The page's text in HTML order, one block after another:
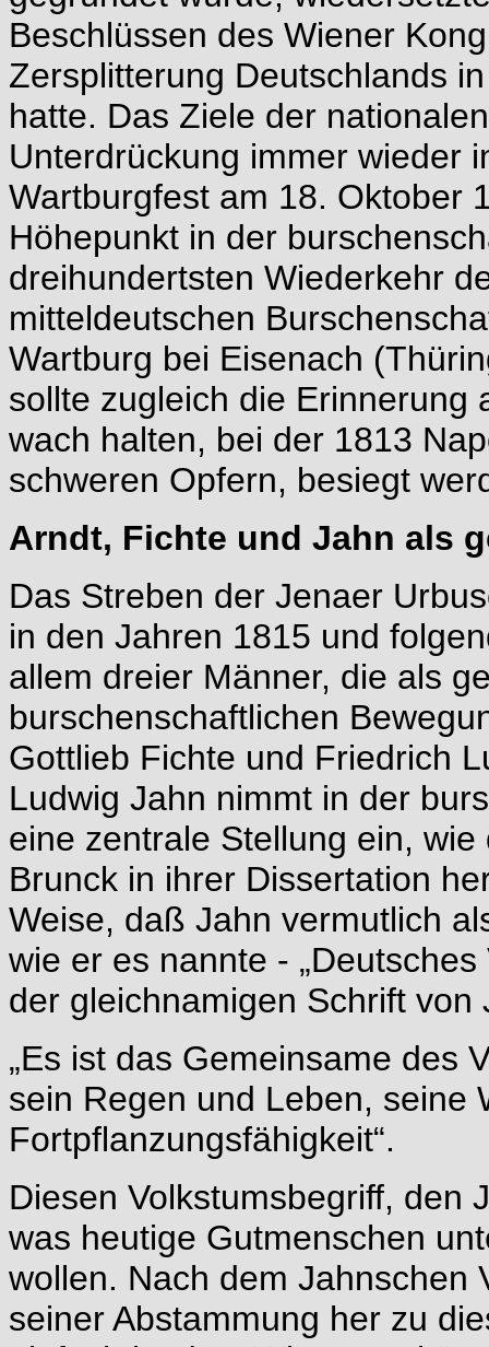
Beschlüssen des Wiener
Zersplitterung Deutschlands
hatte. Das Ziele der
Unterdrückung immer wieder
Wartburgfest am 18. Oktober
Höhepunkt in der
dreihundertsten Wiederkehr
mitteldeutschen
Wartburg bei Eisenach
sollte zugleich die Erinnerung
wach halten, bei der 1813
schweren Opfern, besiegt
Arndt, Fichte und Jahn als
Das Streben der Jenaer
in den Jahren 1815 und
allem dreier Männer, die als
burschenschaftlichen
Gottlieb Fichte und Friedrich
Ludwig Jahn nimmt in der
eine zentrale Stellung ein,
Brunck in ihrer Dissertation
Weise, daß Jahn vermutlich
wie er es nannte -
der gleichnamigen Schrift von
„Es ist das Gemeinsame des
sein Regen und Leben, seine
Fortpflanzungsfähigkeit“.
Diesen Volkstumsbegriff, den
was heutige Gutmenschen
wollen. Nach dem Jahnschen
seiner Abstammung her zu